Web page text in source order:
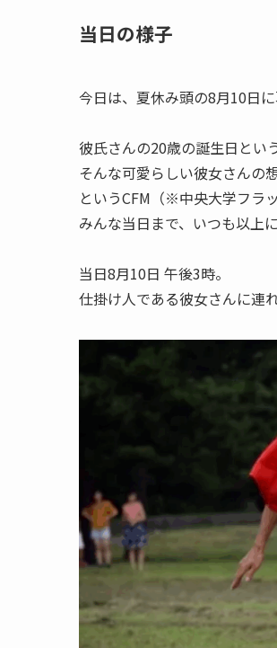
当日の様子
今日は、夏休み頭の8月10日
彼氏さんの20歳の誕生日とい
そんな可愛らしい彼女さんの
というCFM（※中央大学フラ
みんな当日まで、いつも以上
当日8月10日 午後3時。
仕掛け人である彼女さんに連